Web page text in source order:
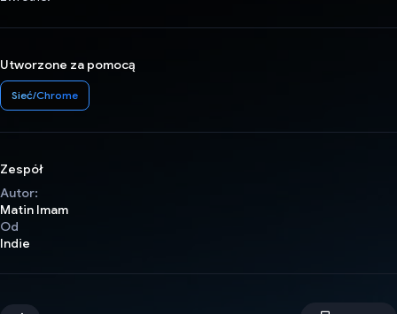
Utworzone za pomocą
Sieć/Chrome
Zespół
Autor:
Matin Imam
Od
Indie